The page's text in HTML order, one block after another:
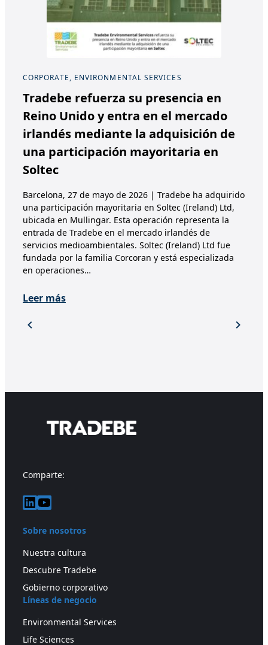
CORPORATE, ENVIRONMENTAL SERVICES
Tradebe refuerza su presencia en
Reino Unido y entra en el mercado
irlandés mediante la adquisición de
una participación mayoritaria en
Soltec
Barcelona, 27 de mayo de 2026 | Tradebe ha adquirido
una participación mayoritaria en Soltec (Ireland) Ltd,
ubicada en Mullingar. Esta operación representa la
entrada de Tradebe en el mercado irlandés de
servicios medioambientales. Soltec (Ireland) Ltd fue
fundada por la familia Corcoran y está especializada
en operaciones…
Leer más
Comparte:
LinkedIn
YouTube
Sobre nosotros
Nuestra cultura
Descubre Tradebe
Gobierno corporativo
Líneas de negocio
Environmental Services
Life Sciences